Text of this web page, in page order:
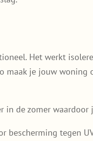
Het werkt
je jouw woning
de zomer
bescherming tegen